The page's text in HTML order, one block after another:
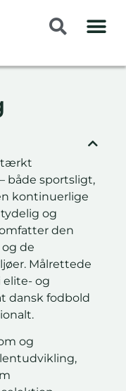
både sportsligt,
kontinuerlige
og
den
de
Målrettede
elite- og
dansk fodbold
og